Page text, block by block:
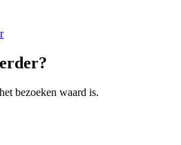
bezoeken waard is.